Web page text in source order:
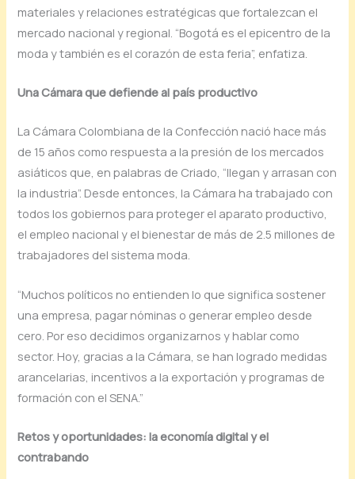
materiales y relaciones estratégicas que fortalezcan el
mercado nacional y regional. “Bogotá es el epicentro de la
moda y también es el corazón de esta feria”, enfatiza.
Una Cámara que defiende al país productivo
La Cámara Colombiana de la Confección nació hace más
de 15 años como respuesta a la presión de los mercados
asiáticos que, en palabras de Criado, “llegan y arrasan con
la industria”. Desde entonces, la Cámara ha trabajado con
todos los gobiernos para proteger el aparato productivo,
el empleo nacional y el bienestar de más de 2.5 millones de
trabajadores del sistema moda.
“Muchos políticos no entienden lo que significa sostener
una empresa, pagar nóminas o generar empleo desde
cero. Por eso decidimos organizarnos y hablar como
sector. Hoy, gracias a la Cámara, se han logrado medidas
arancelarias, incentivos a la exportación y programas de
formación con el SENA.”
Retos y oportunidades: la economía digital y el
contrabando